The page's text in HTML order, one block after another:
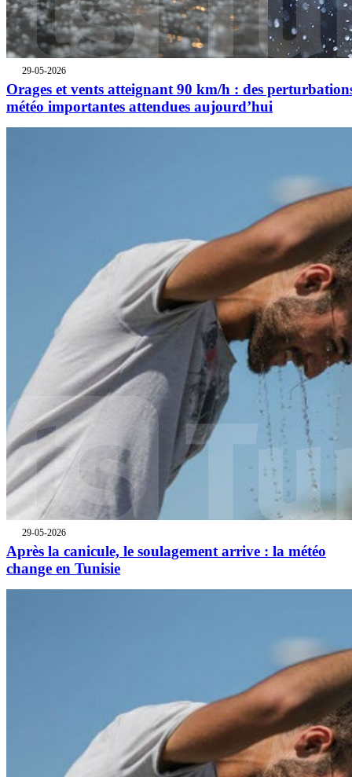
29-05-2026
Orages et vents atteignant 90 km/h : des
météo importantes attendues aujourd’hui
29-05-2026
Après la canicule, le soulagement arrive : la météo
change en Tunisie